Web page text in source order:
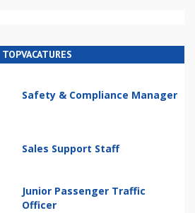
TOPVACATURES
Safety & Compliance Manager
Sales Support Staff
Junior Passenger Traffic
Officer